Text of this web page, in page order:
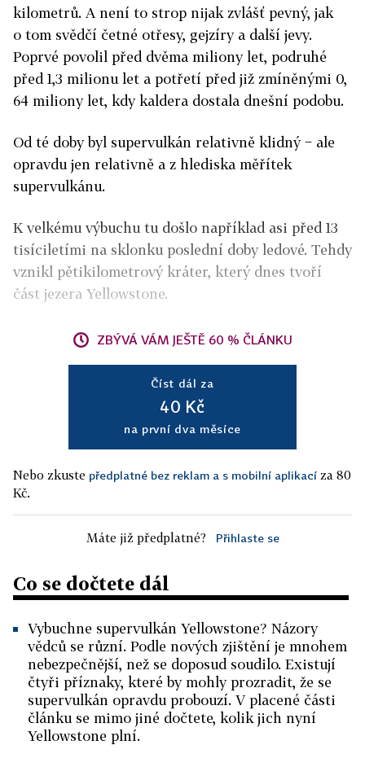
kilometrů. A není to strop nijak zvlášť pevný, jak
o tom svědčí četné otřesy, gejzíry a další jevy.
Poprvé povolil před dvěma miliony let, podruhé
před 1,3 milionu let a potřetí před již zmíněnými 0,
64 miliony let, kdy kaldera dostala dnešní podobu.
Od té doby byl supervulkán relativně klidný − ale
opravdu jen relativně a z hlediska měřítek
supervulkánu.
K velkému výbuchu tu došlo například asi před 13
tisíciletími na sklonku poslední doby ledové. Tehdy
vznikl pětikilometrový kráter, který dnes tvoří
část jezera Yellowstone.
ZBÝVÁ VÁM JEŠTĚ 60 % ČLÁNKU
Číst dál za
40 Kč
na první dva měsíce
Nebo zkuste předplatné bez reklam a s mobilní aplikací za 80
Kč.
Máte již předplatné? Přihlaste se
Co se dočtete dál
Vybuchne supervulkán Yellowstone? Názory
vědců se různí. Podle nových zjištění je mnohem
nebezpečnější, než se doposud soudilo. Existují
čtyři příznaky, které by mohly prozradit, že se
supervulkán opravdu probouzí. V placené části
článku se mimo jiné dočtete, kolik jich nyní
Yellowstone plní.